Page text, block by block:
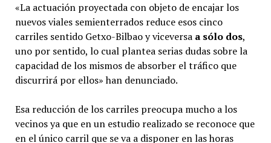
«La actuación proyectada con objeto de encajar los
nuevos viales semienterrados reduce esos cinco
carriles sentido Getxo-Bilbao y viceversa a sólo dos,
uno por sentido, lo cual plantea serias dudas sobre la
capacidad de los mismos de absorber el tráfico que
discurrirá por ellos» han denunciado.
Esa reducción de los carriles preocupa mucho a los
vecinos ya que en un estudio realizado se reconoce que
en el único carril que se va a disponer en las horas